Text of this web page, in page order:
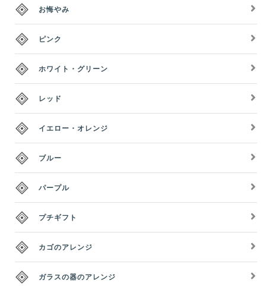
お悔やみ
ピンク
ホワイト・グリーン
レッド
イエロー・オレンジ
ブルー
パープル
プチギフト
カゴのアレンジ
ガラスの器のアレンジ